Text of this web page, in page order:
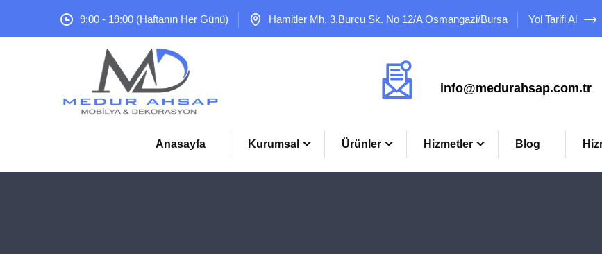
9:00 - 19:00 (Haftanın Her Günü) Hamitler Mh. 3.Burcu Sk. No 12/A Osmangazi/Bursa Yol Tarifi Al
info@medurahsap.com.tr
Anasayfa Kurumsal Ürünler Hizmetler Blog